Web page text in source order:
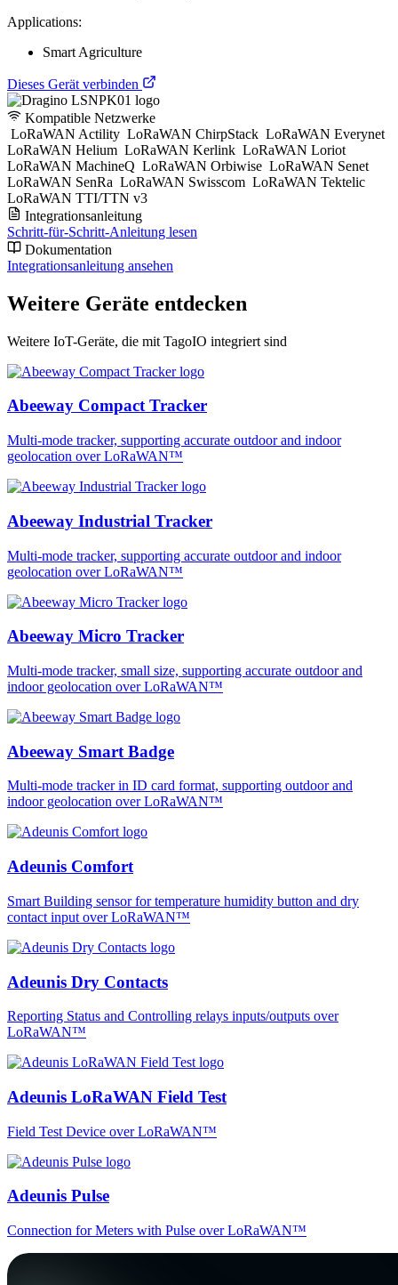
Applications:
Smart Agriculture
Dieses Gerät verbinden
Kompatible Netzwerke
LoRaWAN Actility LoRaWAN ChirpStack LoRaWAN Everynet
LoRaWAN Helium LoRaWAN Kerlink LoRaWAN Loriot
LoRaWAN MachineQ LoRaWAN Orbiwise LoRaWAN Senet
LoRaWAN SenRa LoRaWAN Swisscom LoRaWAN Tektelic
LoRaWAN TTI/TTN v3
Integrationsanleitung
Schritt-für-Schritt-Anleitung lesen
Dokumentation
Integrationsanleitung ansehen
Weitere Geräte entdecken
Weitere IoT-Geräte, die mit TagoIO integriert sind
Abeeway Compact Tracker
Multi-mode tracker, supporting accurate outdoor and indoor
geolocation over LoRaWAN™
Abeeway Industrial Tracker
Multi-mode tracker, supporting accurate outdoor and indoor
geolocation over LoRaWAN™
Abeeway Micro Tracker
Multi-mode tracker, small size, supporting accurate outdoor and
indoor geolocation over LoRaWAN™
Abeeway Smart Badge
Multi-mode tracker in ID card format, supporting outdoor and
indoor geolocation over LoRaWAN™
Adeunis Comfort
Smart Building sensor for temperature humidity button and dry
contact input over LoRaWAN™
Adeunis Dry Contacts
Reporting Status and Controlling relays inputs/outputs over
LoRaWAN™
Adeunis LoRaWAN Field Test
Field Test Device over LoRaWAN™
Adeunis Pulse
Connection for Meters with Pulse over LoRaWAN™